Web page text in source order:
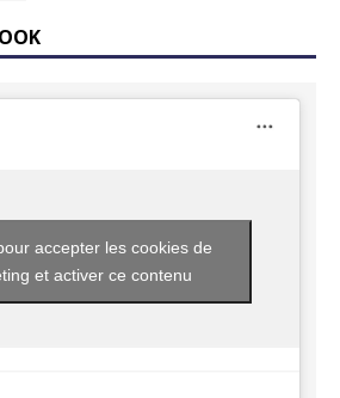
accepter les cookies de
et activer ce contenu